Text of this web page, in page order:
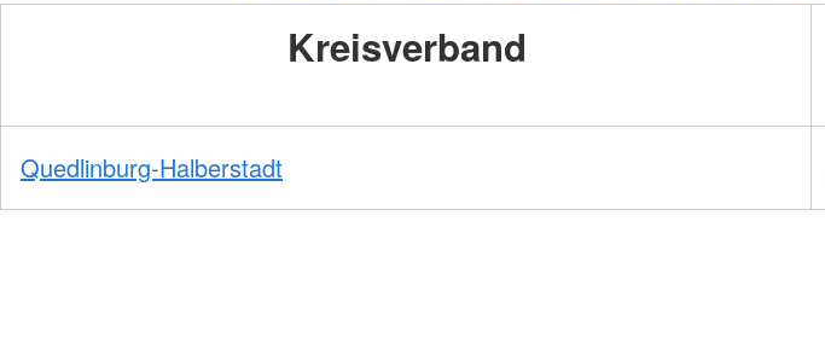
Kreisverband
Quedlinburg-Halberstadt